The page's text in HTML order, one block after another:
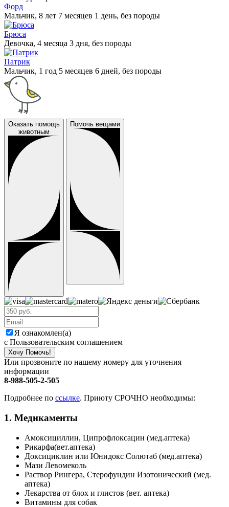
Форд
Мальчик, 8 лет 7 месяцев 1 день, без породы
Брюса
Девочка, 4 месяца 3 дня, без породы
Патрик
Мальчик, 1 год 5 месяцев 6 дней, без породы
Оказать помощь
животным
Помочь вещами
Я ознакомлен(а)
с Пользовательским соглашением
Хочу Помочь!
Или прозвоните по нашему номеру для уточнения
информации
8-988-505-2-505
Подробнее по ссылке. Приюту СРОЧНО необходимы:
1. Медикаменты
Амоксициллин, Ципрофлоксацин (мед.аптека)
Рикарфа(вет.аптека)
Доксициклин или Юнидокс Солютаб (мед.аптека)
Мази Левомеколь
Раствор Рингера, Стерофундин Изотонический (мед.
аптека)
Лекарства от блох и глистов (вет. аптека)
Витамины для собак